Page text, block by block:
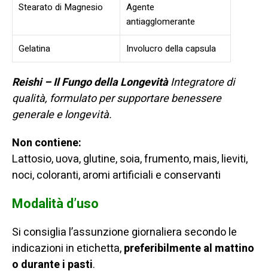
Stearato di Magnesio
Agente
antiagglomerante
Gelatina Involucro della capsula
Reishi – Il Fungo della LongevitàIntegratore di
qualità, formulato per supportare benessere
generale e longevità.
Non contiene:
Lattosio, uova, glutine, soia, frumento, mais, lieviti,
noci, coloranti, aromi artificiali e conservanti
Modalità d’uso
Si consiglia l’assunzione giornaliera secondo le
indicazioni in etichetta,preferibilmente al mattino
o durante i pasti.